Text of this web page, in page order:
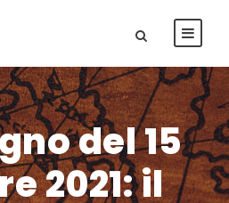
del 15
2021: il